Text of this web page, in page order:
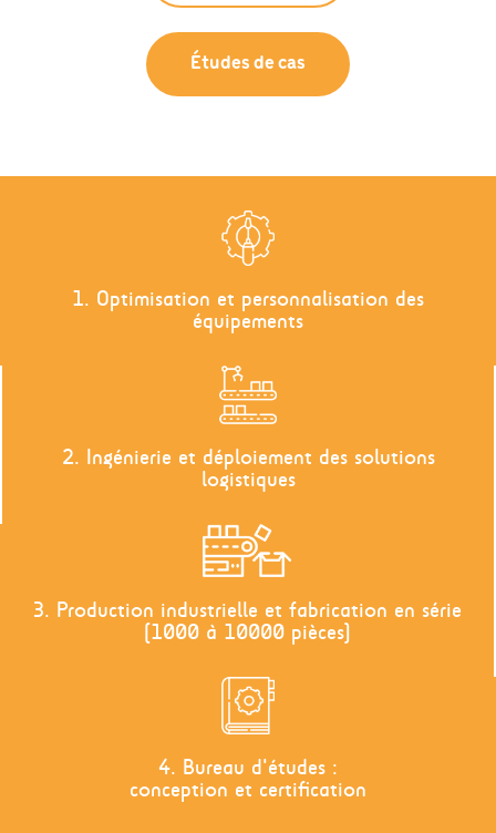
Études de cas
1. Optimisation et personnalisation des
équipements
2. Ingénierie et déploiement des solutions
logistiques
3. Production industrielle et fabrication en série
(1000 à 10000 pièces)
4. Bureau d'études :
conception et certification